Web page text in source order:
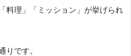
料理」「ミッション」が挙げられ
りです。